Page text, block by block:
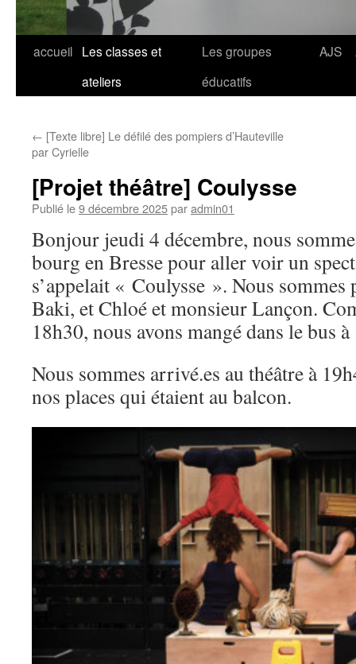
Aller
accueil Les classes et
ateliers
Les groupes
éducatifs
AJS
← [Texte libre] Le défilé des pompiers d’Hauteville
par Cyrielle
[Projet théâtre] Coulysse
Publié le9 décembre 2025paradmin01
Bonjour jeudi 4 décembre, nous
bourg en Bresse pour aller voir un
s’appelait « Coulysse ». Nous sommes
Baki, et Chloé et monsieur Lançon.
18h30, nous avons mangé dans le bus
Nous sommes arrivé.es au théâtre à
nos places qui étaient au balcon.